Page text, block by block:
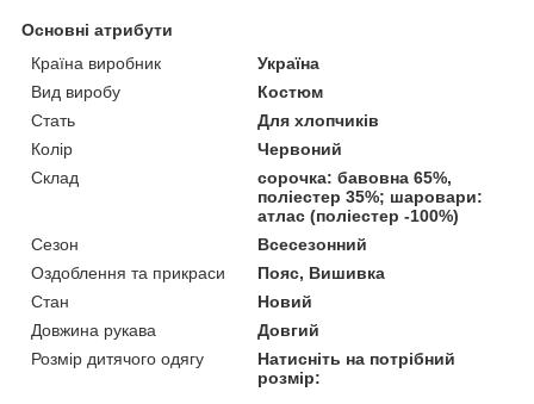
Основні атрибути
Країна виробник
Україна
Вид виробу
Костюм
Стать
Для хлопчиків
Колір
Червоний
Склад
сорочка: бавовна 65%,
поліестер 35%; шаровари:
атлас (поліестер -100%)
Сезон
Всесезонний
Оздоблення та прикраси
Пояс, Вишивка
Стан
Новий
Довжина рукава
Довгий
Розмір дитячого одягу
Натисніть на потрібний
розмір: